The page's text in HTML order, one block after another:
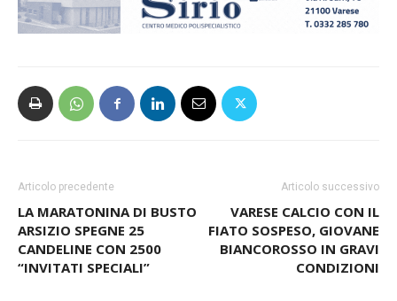
Articolo precedente
LA MARATONINA DI BUSTO
ARSIZIO SPEGNE 25
CANDELINE CON 2500
“INVITATI SPECIALI”
Articolo successivo
VARESE CALCIO CON IL
FIATO SOSPESO, GIOVANE
BIANCOROSSO IN GRAVI
CONDIZIONI